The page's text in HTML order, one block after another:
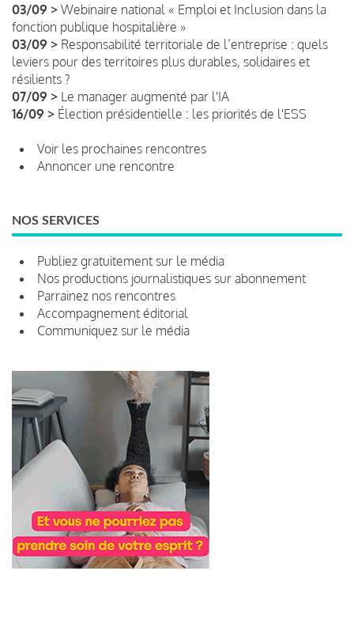
03/09 > Webinaire national « Emploi et Inclusion dans la
fonction publique hospitalière »
03/09 > Responsabilité territoriale de l’entreprise : quels
leviers pour des territoires plus durables, solidaires et
résilients ?
07/09 > Le manager augmenté par l'IA
16/09 > Élection présidentielle : les priorités de l'ESS
Voir les prochaines rencontres
Annoncer une rencontre
NOS SERVICES
Publiez gratuitement sur le média
Nos productions journalistiques sur abonnement
Parrainez nos rencontres
Accompagnement éditorial
Communiquez sur le média